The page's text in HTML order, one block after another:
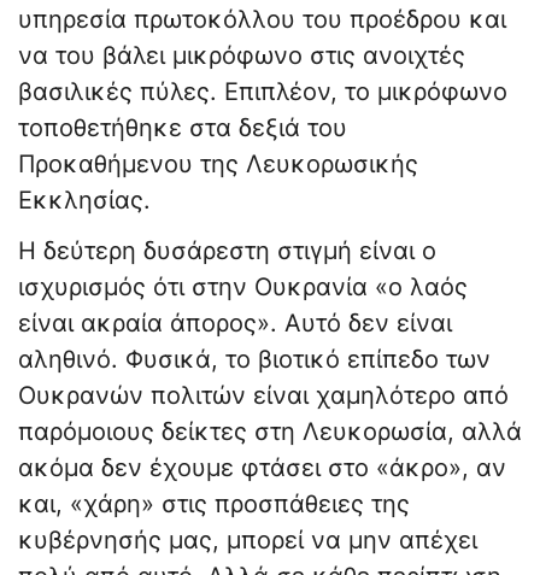
υπηρεσία πρωτοκόλλου του προέδρου και
να του βάλει μικρόφωνο στις ανοιχτές
βασιλικές πύλες. Επιπλέον, το μικρόφωνο
τοποθετήθηκε στα δεξιά του
Προκαθήμενου της Λευκορωσικής
Εκκλησίας.
Η δεύτερη δυσάρεστη στιγμή είναι ο
ισχυρισμός ότι στην Ουκρανία «ο λαός
είναι ακραία άπορος». Αυτό δεν είναι
αληθινό. Φυσικά, το βιοτικό επίπεδο των
Ουκρανών πολιτών είναι χαμηλότερο από
παρόμοιους δείκτες στη Λευκορωσία, αλλά
ακόμα δεν έχουμε φτάσει στο «άκρο», αν
και, «χάρη» στις προσπάθειες της
κυβέρνησής μας, μπορεί να μην απέχει